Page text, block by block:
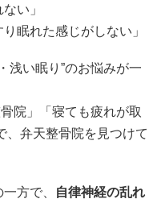
い」
眠れた感じがしない」
浅い眠り”のお悩みが一
院」「寝ても疲れが取
、弁天整骨院を見つけて
方で、
自律神経の乱れ